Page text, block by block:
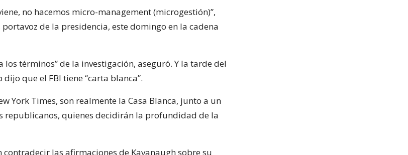
no hacemos micro-management (microgestión)”,
de la presidencia, este domingo en la cadena
los términos” de la investigación, aseguró. Y la tarde del
que el FBI tiene “carta blanca”.
York Times, son realmente la Casa Blanca, junto a un
republicanos, quienes decidirán la profundidad de la
las afirmaciones de Kavanaugh sobre su